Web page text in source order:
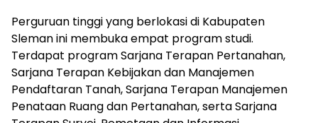
Perguruan tinggi yang berlokasi di Kabupaten
Sleman ini membuka empat program studi.
Terdapat program Sarjana Terapan Pertanahan,
Sarjana Terapan Kebijakan dan Manajemen
Pendaftaran Tanah, Sarjana Terapan Manajemen
Penataan Ruang dan Pertanahan, serta Sarjana